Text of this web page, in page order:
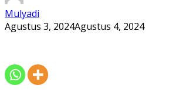
Mulyadi
Agustus 3, 2024Agustus 4, 2024